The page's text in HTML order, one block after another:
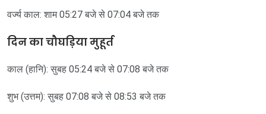
वर्ज्य काल: शाम 05:27 बजे से 07:04 बजे तक
दिन का चौघड़िया मुहूर्त
काल (हानि): सुबह 05:24 बजे से 07:08 बजे तक
शुभ (उत्तम): सुबह 07:08 बजे से 08:53 बजे तक